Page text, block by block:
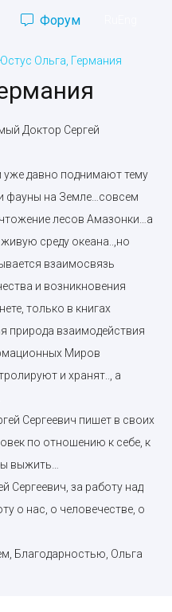
Форум
Ольга, Германия
Доктор Сергей
уже давно поднимают тему
фауны на Земле…совсем
лесов Амазонки…а
среду океана..,но
взаимосвязь
и возникновения
только в книгах
природа взаимодействия
Миров
и хранят.., а
Сергеевич пишет в своих
по отношению к себе, к
выжить…
Сергеевич, за работу над
о нас, о человечестве, о
Благодарностью, Ольга